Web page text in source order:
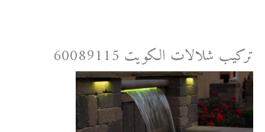
المحتوىتركيب شلالات الكويت 60089115